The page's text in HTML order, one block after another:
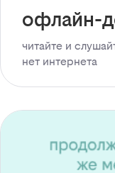
офлайн-
читайте и
нет интернета